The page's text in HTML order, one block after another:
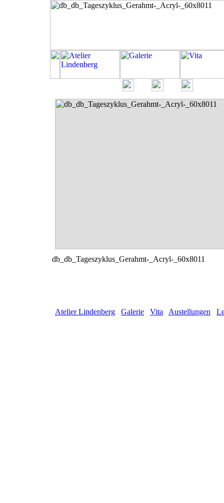
db_db_Tageszyklus_Gerahmt-_Acryl-_60x8011
Atelier Lindenberg Galerie Vita Austellungen